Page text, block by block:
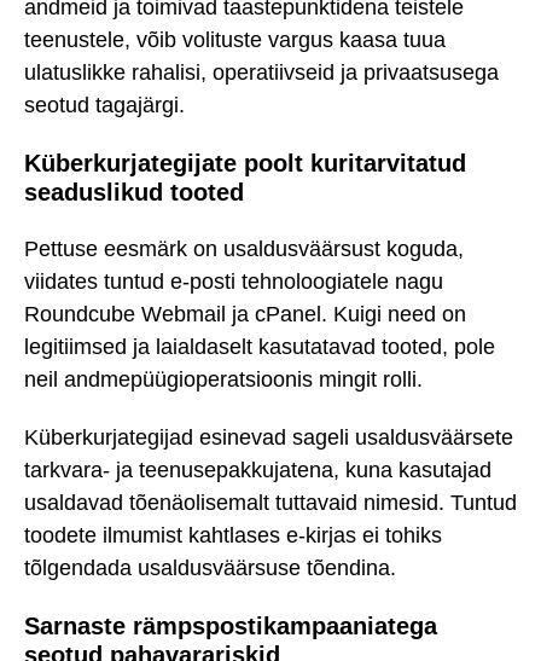
andmeid ja toimivad taastepunktidena teistele
teenustele, võib volituste vargus kaasa tuua
ulatuslikke rahalisi, operatiivseid ja privaatsusega
seotud tagajärgi.
Küberkurjategijate poolt kuritarvitatud
seaduslikud tooted
Pettuse eesmärk on usaldusväärsust koguda,
viidates tuntud e-posti tehnoloogiatele nagu
Roundcube Webmail ja cPanel. Kuigi need on
legitiimsed ja laialdaselt kasutatavad tooted, pole
neil andmepüügioperatsioonis mingit rolli.
Küberkurjategijad esinevad sageli usaldusväärsete
tarkvara- ja teenusepakkujatena, kuna kasutajad
usaldavad tõenäolisemalt tuttavaid nimesid. Tuntud
toodete ilmumist kahtlases e-kirjas ei tohiks
tõlgendada usaldusväärsuse tõendina.
Sarnaste rämpspostikampaaniatega
seotud pahavarariskid